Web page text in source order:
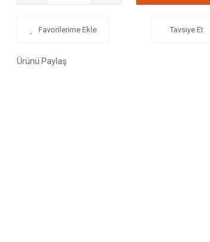
Tavsiye Et
Ürünü Paylaş